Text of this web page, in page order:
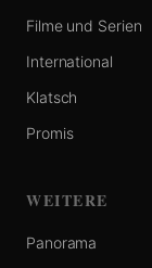
Filme und Serien
International
Klatsch
Promis
WEITERE
Panorama